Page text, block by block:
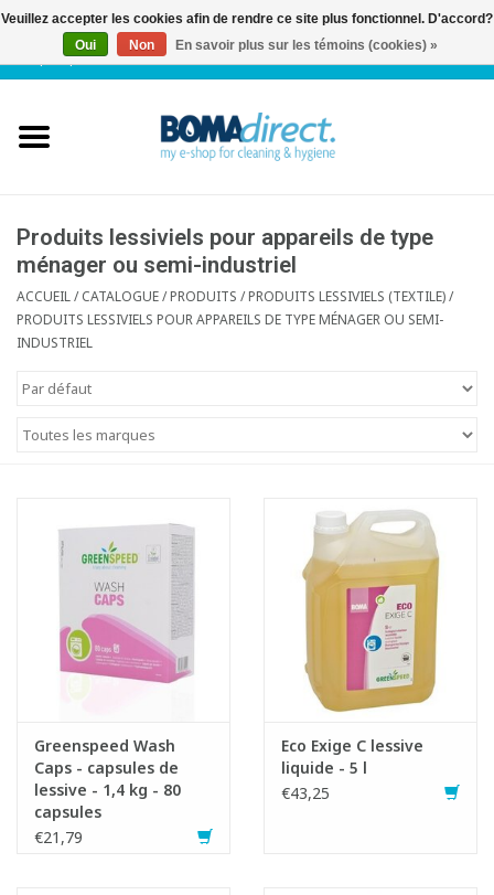
FR| 0 Articles
Service client
Blog
Produits lessiviels pour appareils de type
ménager ou semi-industriel
ACCUEIL/CATALOGUE/PRODUITS /PRODUITS LESSIVIELS (TEXTILE)/
PRODUITS LESSIVIELS POUR APPAREILS DE TYPE MÉNAGER OU SEMI-
INDUSTRIEL
Greenspeed Wash
Caps - capsules de
lessive - 1,4 kg - 80
capsules
€21,79
Eco Exige C lessive
liquide - 5 l
€43,25
Veuillez accepter les cookies afin de rendre ce site plus fonctionnel. D'accord?
Oui
Non En savoir plus sur les témoins (cookies) »